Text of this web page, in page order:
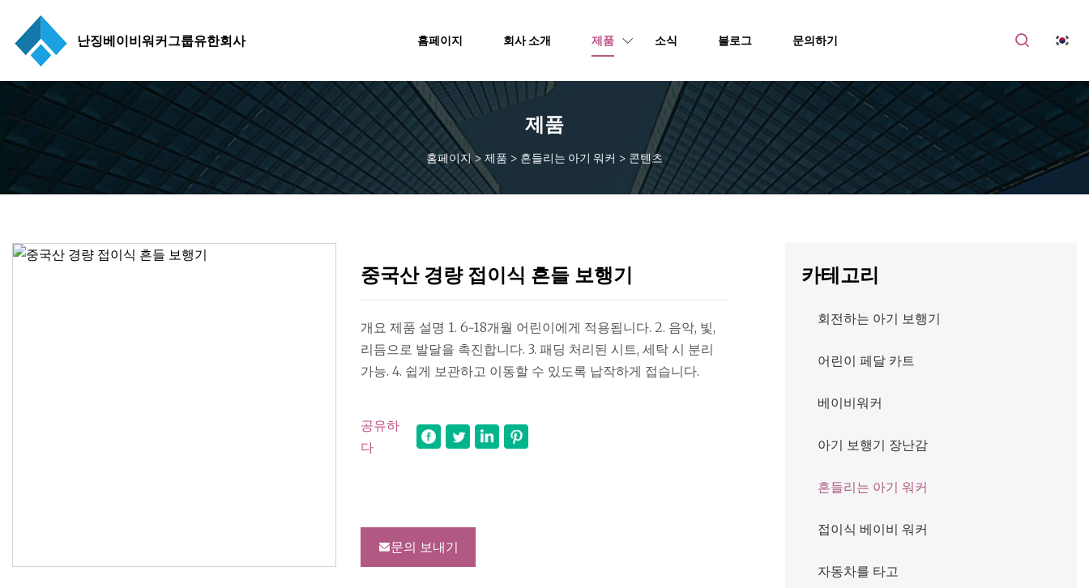
난징베이비워커그룹유한회사 홈페이지 회사 소개 제품 소식 블로그 문의하기
제품
홈페이지 > 제품 > 흔들리는 아기 워커 > 콘텐츠
중국산 경량 접이식 흔들 보행기
개요 제품 설명 1. 6~18개월 어린이에게 적용됩니다. 2. 음악, 빛,
리듬으로 발달을 촉진합니다. 3. 패딩 처리된 시트, 세탁 시 분리
가능. 4. 쉽게 보관하고 이동할 수 있도록 납작하게 접습니다.
공유하
다
문의 보내기
카테고리
회전하는 아기 보행기
어린이 페달 카트
베이비워커
아기 보행기 장난감
흔들리는 아기 워커
접이식 베이비 워커
자동차를 타고